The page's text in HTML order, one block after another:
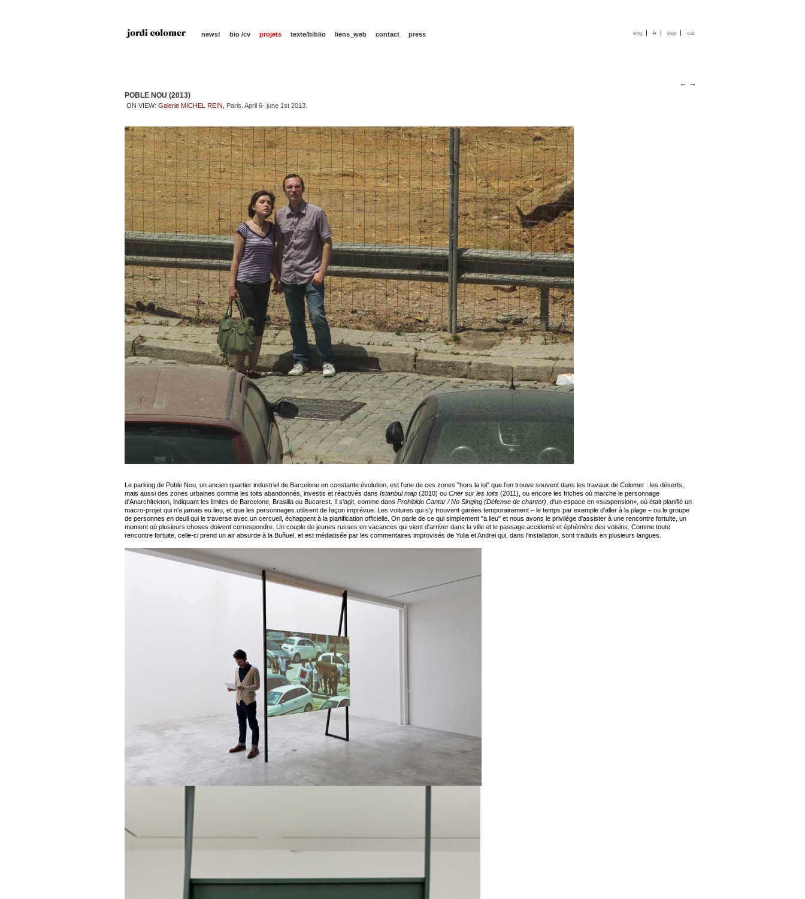
news! bio /cv projets texte/biblio liens_web contact press eng | fr | esp | cat
← →
POBLE NOU (2013)
ON VIEW: Galerie MICHEL REIN Paris. April 6- june 1st 2013.
Le parking de Poble Nou, un ancien quartier industriel de Barcelone en constante évolution, est l'une de ces zones "hors la loi" que l'on trouve souvent dans les travaux de Colomer : les déserts,
mais aussi des zones urbaines comme les toits abandonnés, investis et réactivés dans Istanbul map(2010) ou Crier sur les toits(2011), ou encore les friches où marche le personnage
d'Anarchitekton, indiquant les limites de Barcelone, Brasilia ou Bucarest. Il s'agit, comme dans Prohibido Cantar / No Singing (Défense de chanter) , d'un espace en «suspension», où était planifié un
macro-projet qui n'a jamais eu lieu, et que les personnages utilisent de façon imprévue. Les voitures qui s'y trouvent garées temporairement – le temps par exemple d'aller à la plage – ou le groupe
de personnes en deuil qui le traverse avec un cercueil, échappent à la planification officielle. On parle de ce qui simplement "a lieu" et nous avons le privilège d'assister à une rencontre fortuite, un
moment où plusieurs choses doivent correspondre. Un couple de jeunes russes en vacances qui vient d'arriver dans la ville et le passage accidenté et éphémère des voisins. Comme toute
rencontre fortuite, celle-ci prend un air absurde à la Buñuel, et est médiatisée par les commentaires improvisés de Yulia et Andrei qui, dans l'installation, sont traduits en plusieurs langues.